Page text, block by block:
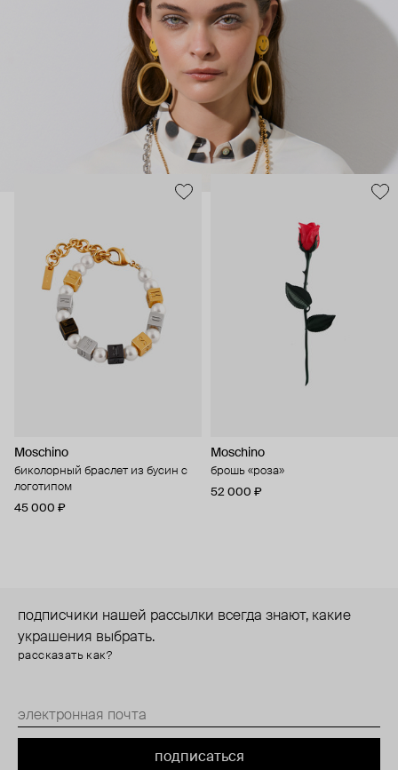
«Улицы Сезам» до The Sims. Украшения бренда –
гипертрофированно праздничные, практически
нарисованные: с кристаллами размером с ладонь и будто бы
расплавленными сердцами.
Moschino
биколорный браслет из бусин с
логотипом
45 000 ₽
Moschino
брошь «роза»
52 000 ₽
подписчики нашей рассылки всегда знают, какие
украшения выбрать.
рассказать как?
подписаться